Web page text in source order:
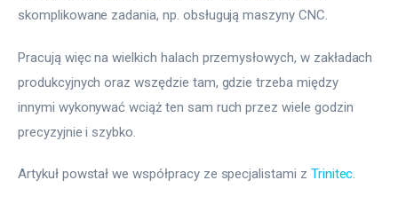
skomplikowane zadania, np. obsługują maszyny CNC.
Pracują więc na wielkich halach przemysłowych, w zakładach
produkcyjnych oraz wszędzie tam, gdzie trzeba między
innymi wykonywać wciąż ten sam ruch przez wiele godzin
precyzyjnie i szybko.
Artykuł powstał we współpracy ze specjalistami z Trinitec.